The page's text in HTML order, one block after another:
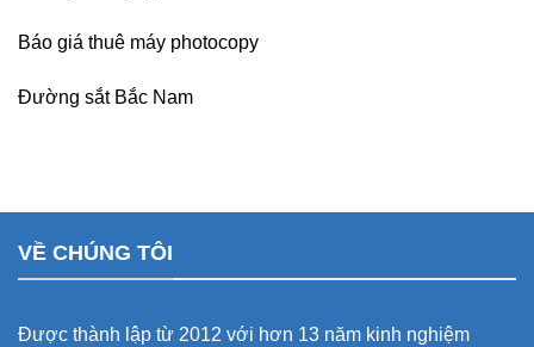
Báo giá thuê máy photocopy
Đường sắt Bắc Nam
VỀ CHÚNG TÔI
Được thành lập từ 2012 với hơn 13 năm kinh nghiệm